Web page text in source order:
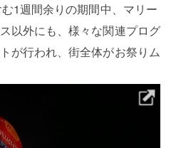
1週間余りの期間中、マリー
以外にも、様々な関連プログ
が行われ、街全体がお祭りム